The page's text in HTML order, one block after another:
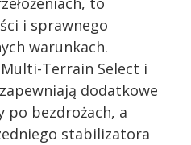
i sprawnego
warunkach.
Multi-Terrain Select i
dodatkowe
po bezdrożach, a
stabilizatora